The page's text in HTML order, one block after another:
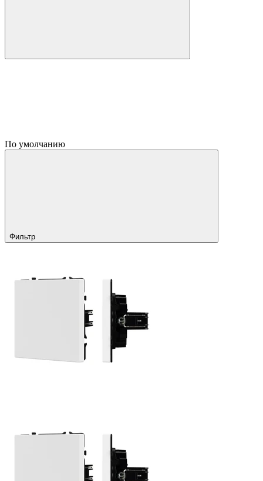
По умолчанию
Фильтр